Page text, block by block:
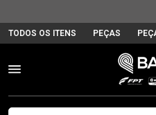
TODOS OS ITENS PEÇAS